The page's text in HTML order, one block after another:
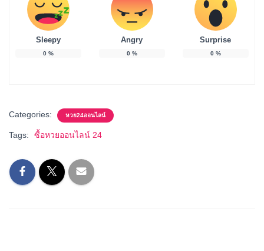
Sleepy
0%
Angry
0%
Surprise
0%
Categories: หวย24ออนไลน์
Tags: ซื้อหวยออนไลน์ 24